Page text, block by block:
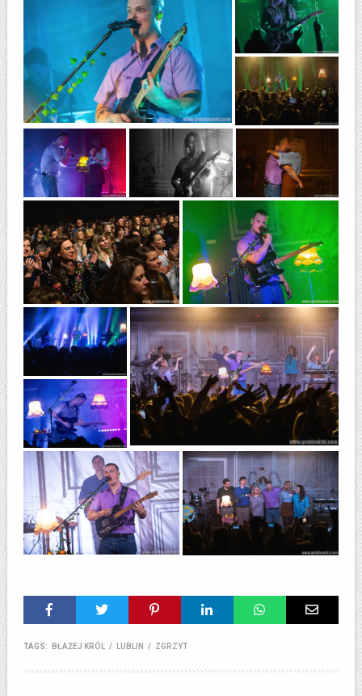
TAGS: BŁAŻEJ KRÓL / LUBLIN / ZGRZYT